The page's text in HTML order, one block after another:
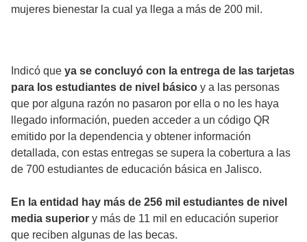
mujeres bienestar la cual ya llega a más de 200 mil.
Indicó que ya se concluyó con la entrega de las tarjetas
para los estudiantes de nivel básico y a las personas
que por alguna razón no pasaron por ella o no les haya
llegado información, pueden acceder a un código QR
emitido por la dependencia y obtener información
detallada, con estas entregas se supera la cobertura a las
de 700 estudiantes de educación básica en Jalisco.
En la entidad hay más de 256 mil estudiantes de nivel
media superior y más de 11 mil en educación superior
que reciben algunas de las becas.